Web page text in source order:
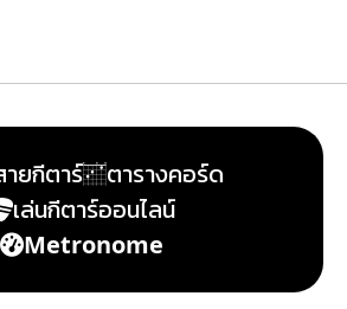
ยกีตาร์
ตารางคอร์ด
เล่นกีตาร์ออนไลน์
Metronome